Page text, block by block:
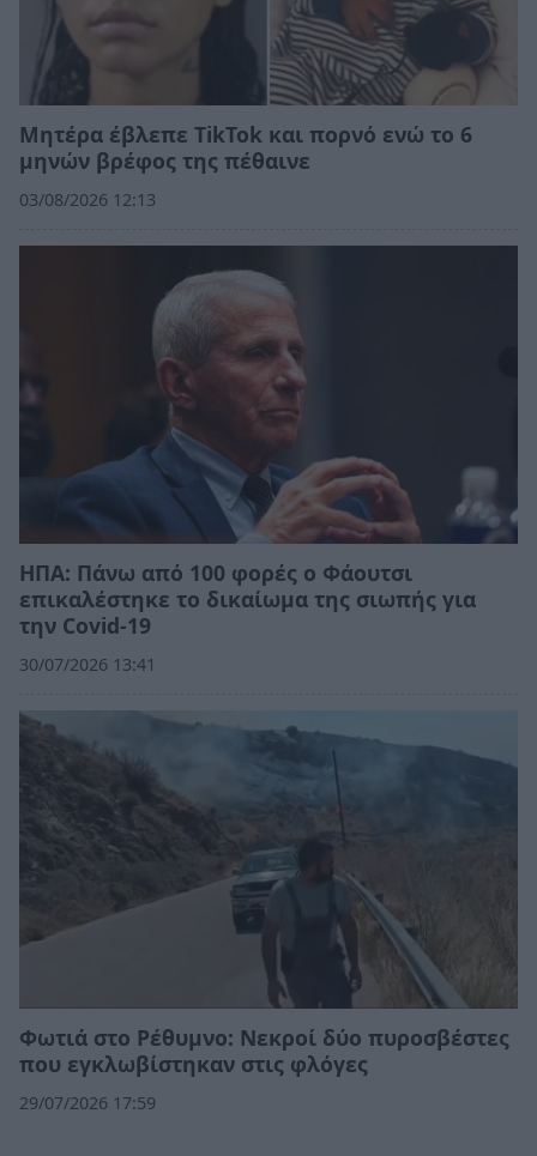
Μητέρα έβλεπε TikTok και πορνό ενώ το 6
μηνών βρέφος της πέθαινε
03/08/2026 12:13
ΗΠΑ: Πάνω από 100 φορές ο Φάουτσι
επικαλέστηκε το δικαίωμα της σιωπής για
την Covid-19
30/07/2026 13:41
Φωτιά στο Ρέθυμνο: Νεκροί δύο πυροσβέστες
που εγκλωβίστηκαν στις φλόγες
29/07/2026 17:59